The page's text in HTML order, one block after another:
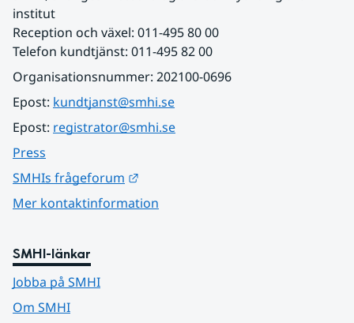
institut
Reception och växel: 011-495 80 00
Telefon kundtjänst: 011-495 82 00
Organisationsnummer: 202100-0696
Epost: kundtjanst@smhi.se
Epost: registrator@smhi.se
Press
SMHIs frågeforum
Mer kontaktinformation
SMHI-länkar
Jobba på SMHI
Om SMHI